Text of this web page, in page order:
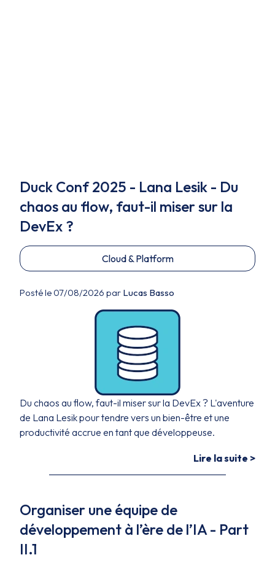
Duck Conf 2025 - Lana Lesik - Du
chaos au flow, faut-il miser sur la
DevEx ?
Cloud & Platform
Posté le 07/08/2026 par Lucas Basso
Du chaos au flow, faut-il miser sur la DevEx ? L'aventure
de Lana Lesik pour tendre vers un bien-être et une
productivité accrue en tant que développeuse.
Lire la suite >
Organiser une équipe de
développement à l’ère de l’IA - Part
II.1